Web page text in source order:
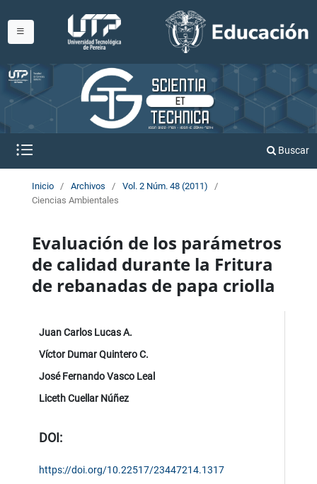
Buscar
Inicio / Archivos / Vol. 2 Núm. 48 (2011)
/
Ciencias Ambientales
Evaluación de los parámetros
de calidad durante la Fritura
de rebanadas de papa criolla
Juan Carlos Lucas A.
Víctor Dumar Quintero C.
José Fernando Vasco Leal
Liceth Cuellar Núñez
DOI:
https://doi.org/10.22517/23447214.1317